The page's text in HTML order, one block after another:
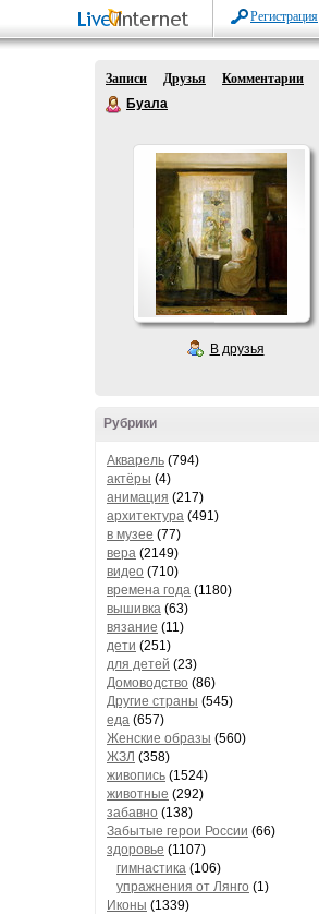
Регистрация
Записи Друзья
Комментарии
Буала
В друзья
Рубрики
Акварель (794)
актёры (4)
анимация (217)
архитектура (491)
в музее (77)
вера (2149)
видео (710)
времена года (1180)
вышивка (63)
вязание (11)
дети (251)
для детей (23)
Домоводство (86)
Другие страны (545)
еда (657)
Женские образы (560)
ЖЗЛ (358)
живопись (1524)
животные (292)
забавно (138)
Забытые герои России (66)
здоровье (1107)
гимнастика (106)
упражнения от Лянго (1)
Иконы (1339)